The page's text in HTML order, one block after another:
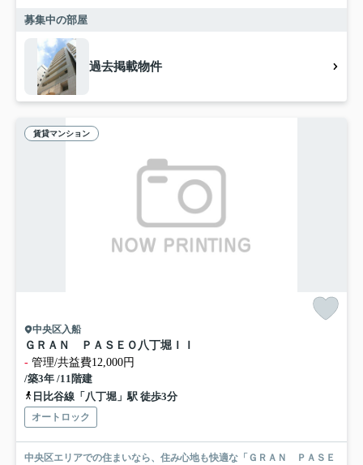
募集中の部屋
過去掲載物件
賃貸マンション
中央区入船
ＧＲＡＮ ＰＡＳＥＯ八丁堀ＩＩ
- 管理/共益費12,000円
/築3年 /11階建
日比谷線「八丁堀」駅 徒歩3分
オートロック
中央区エリアでの住まいなら、住み心地も快適な「ＧＲＡＮ ＰＡＳＥ